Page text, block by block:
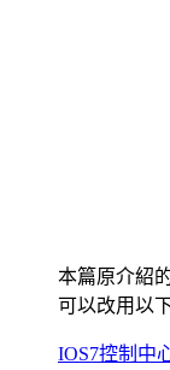
本篇原介紹
可以改用以
IOS7控制中